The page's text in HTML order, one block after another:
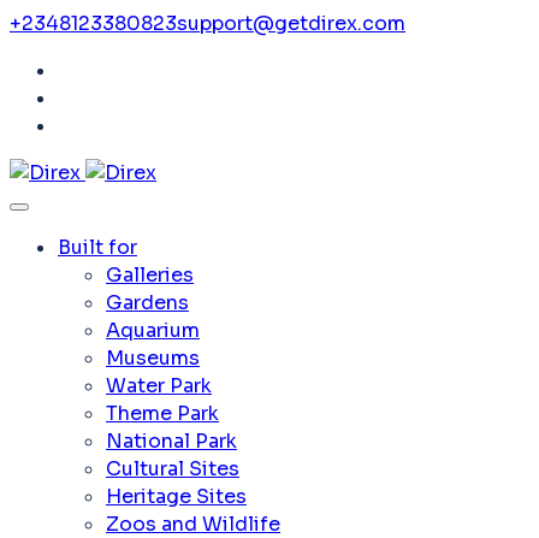
+2348123380823support@getdirex.com
Built for
Galleries
Gardens
Aquarium
Museums
Water Park
Theme Park
National Park
Cultural Sites
Heritage Sites
Zoos and Wildlife